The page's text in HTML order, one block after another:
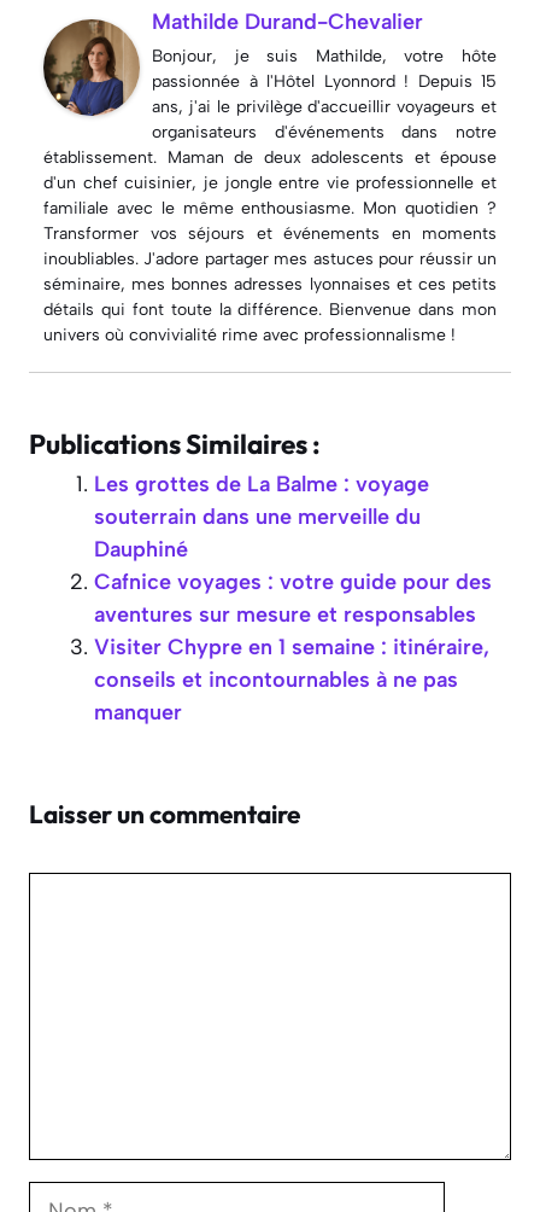
Mathilde Durand-Chevalier
Bonjour, je suis Mathilde, votre hôte
passionnée à l'Hôtel Lyonnord ! Depuis 15
ans, j'ai le privilège d'accueillir voyageurs et
organisateurs d'événements dans notre
établissement. Maman de deux adolescents et épouse
d'un chef cuisinier, je jongle entre vie professionnelle et
familiale avec le même enthousiasme. Mon quotidien ?
Transformer vos séjours et événements en moments
inoubliables. J'adore partager mes astuces pour réussir un
séminaire, mes bonnes adresses lyonnaises et ces petits
détails qui font toute la différence. Bienvenue dans mon
univers où convivialité rime avec professionnalisme !
Publications Similaires :
Les grottes de La Balme : voyage
souterrain dans une merveille du
Dauphiné
Cafnice voyages : votre guide pour des
aventures sur mesure et responsables
Visiter Chypre en 1 semaine : itinéraire,
conseils et incontournables à ne pas
manquer
Laisser un commentaire
Nom